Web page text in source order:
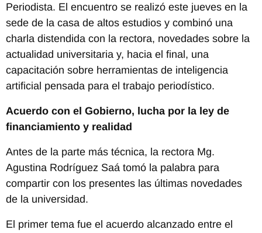
Periodista. El encuentro se realizó este jueves en la
sede de la casa de altos estudios y combinó una
charla distendida con la rectora, novedades sobre la
actualidad universitaria y, hacia el final, una
capacitación sobre herramientas de inteligencia
artificial pensada para el trabajo periodístico.
Acuerdo con el Gobierno, lucha por la ley de
financiamiento y realidad
Antes de la parte más técnica, la rectora Mg.
Agustina Rodríguez Saá tomó la palabra para
compartir con los presentes las últimas novedades
de la universidad.
El primer tema fue el acuerdo alcanzado entre el